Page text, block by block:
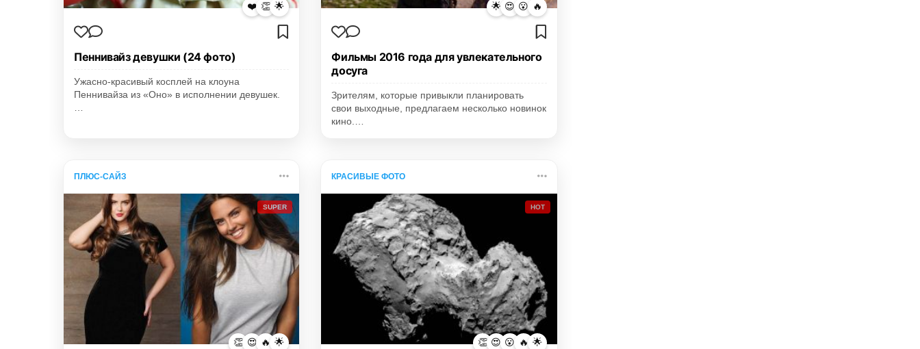
❤️ 👏 🌟
Пеннивайз девушки (24 фото)
Ужасно-красивый косплей на клоуна
Пеннивайза из «Оно» в исполнении девушек.
🌟 😍 😮 🔥
Фильмы 2016 года для увлекательного
досуга
Зрителям, которые привыкли планировать
свои выходные, предлагаем несколько новинок
кино.…
ПЛЮС-САЙЗ
SUPER
👏 😍 🔥 🌟
КРАСИВЫЕ ФОТО
HOT
👏 😍 😮 🔥 🌟